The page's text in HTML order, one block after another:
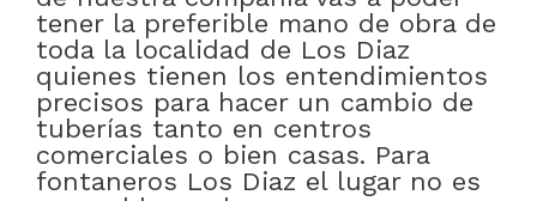
tener la preferible mano de obra de
toda la localidad de Los Diaz
quienes tienen los entendimientos
precisos para hacer un cambio de
tuberías tanto en centros
comerciales o bien casas. Para
fontaneros Los Diaz el lugar no es